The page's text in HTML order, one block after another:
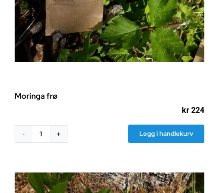
Moringa frø
kr 224
Moringa
Legg i handlekurv